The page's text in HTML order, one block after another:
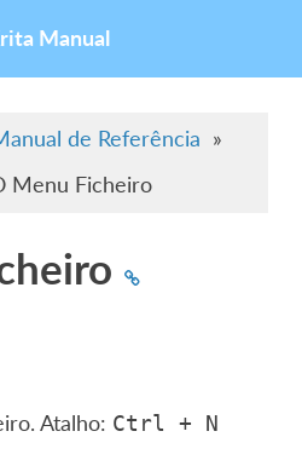
Manual
de Referência »
Menu Ficheiro
Atalho: Ctrl + N